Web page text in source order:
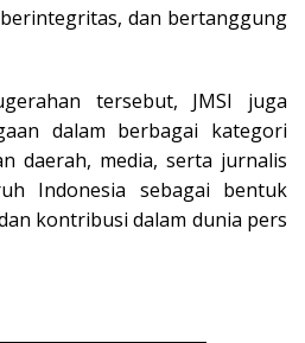
dan bertanggung
tersebut, JMSI juga
dalam berbagai kategori
daerah, media, serta jurnalis
Indonesia sebagai bentuk
kontribusi dalam dunia pers